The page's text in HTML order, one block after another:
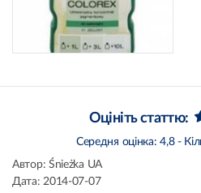
Оцініть статтю:
Середня оцінка:4,8-
Автор: Śnieżka UA
Дата: 2014-07-07